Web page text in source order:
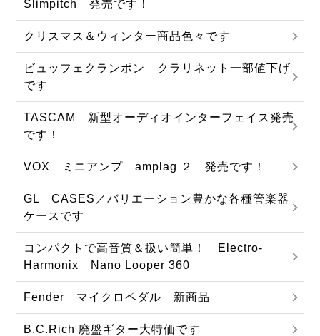
Slimpitch 発売です！
クリスマス＆ウィンター商品色々です
ビュッフェクランポン クラリネット一部値下げ
です
TASCAM 新型オーディオインターフェイス発売
です！
VOX ミニアンプ amplag ２ 発売です！
GL CASES／バリエーション豊かな各種管楽器
ケースです
コンパクトで高音質＆扱い簡単！ Electro-
Harmonix Nano Looper 360
Fender マイクロペダル 新商品
B.C.Rich 廃盤ギター大特価です